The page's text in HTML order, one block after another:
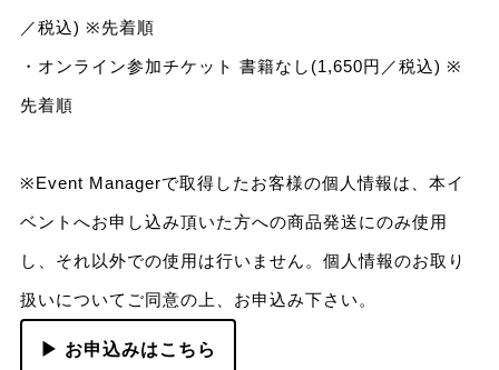
／税込) ※先着順
・オンライン参加チケット 書籍なし(1,650円／税込) ※
先着順
※Event Managerで取得したお客様の個人情報は、本イ
ベントへお申し込み頂いた方への商品発送にのみ使用
し、それ以外での使用は行いません。個人情報のお取り
扱いについてご同意の上、お申込み下さい。
▶ お申込みはこちら